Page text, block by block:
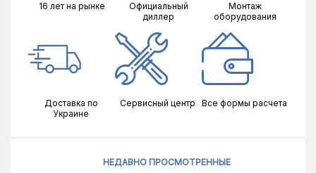
16 лет на рынке
Официальный
диллер
Монтаж
оборудования
Доставка по
Украине
Сервисный центр Все формы расчета
НЕДАВНО ПРОСМОТРЕННЫЕ